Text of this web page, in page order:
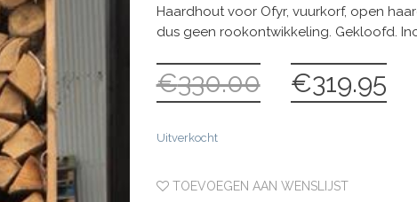
Haardhout voor Ofyr, vuurkorf, open
dus geen rookontwikkeling. Gekloofd.
€330.00
Oorspronkelijke
prijs
€319.95
prijs
Uitverkocht
TOEVOEGEN AAN WENSLIJST